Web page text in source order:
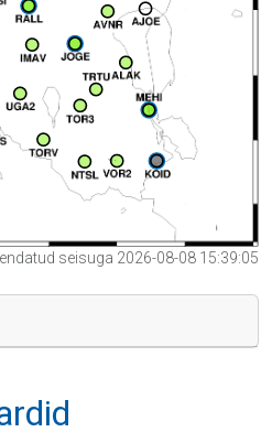
seisuga 2026-08-08 15:39:05